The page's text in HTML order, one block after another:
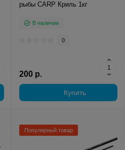
рыбы CARP Криль 1кг
В наличии
0
200 р.
Купить
Популярный товар